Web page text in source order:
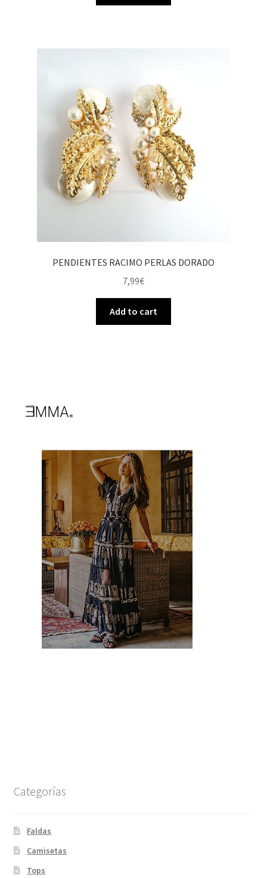
PENDIENTES RACIMO PERLAS DORADO
7,99€
Add to cart
Categorías
Faldas
Camisetas
Tops